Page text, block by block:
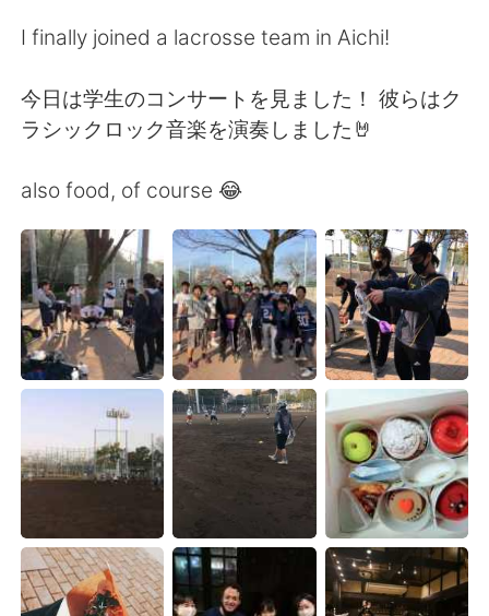
العربية Français
Deutsch 日本語
한국어 Русский
Indonesia Italiano
Türkçe Tiếng Việt
Português
I finally joined a lacrosse team in Aichi!
今日は学生のコンサートを見ました！ 彼らはク
ラシックロック音楽を演奏しました🤘
also food, of course 😂